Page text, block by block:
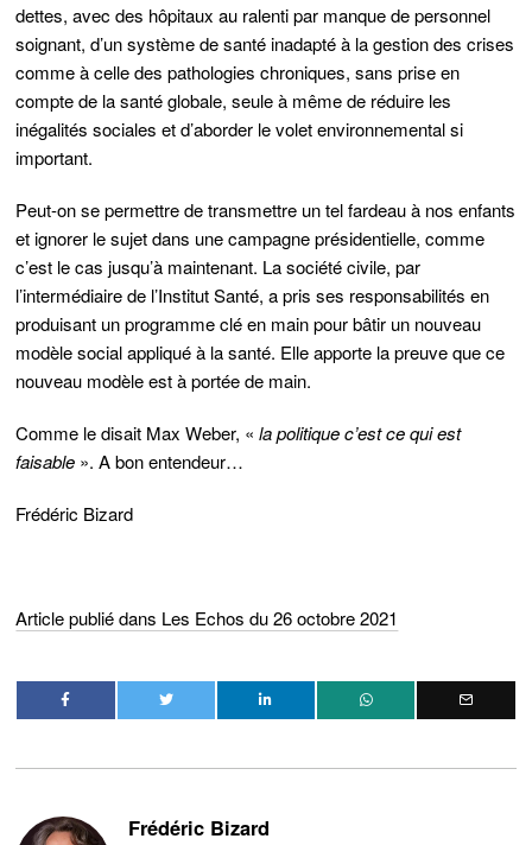
dettes, avec des hôpitaux au ralenti par manque de personnel
soignant, d’un système de santé inadapté à la gestion des crises
comme à celle des pathologies chroniques, sans prise en
compte de la santé globale, seule à même de réduire les
inégalités sociales et d’aborder le volet environnemental si
important.
Peut-on se permettre de transmettre un tel fardeau à nos enfants
et ignorer le sujet dans une campagne présidentielle, comme
c’est le cas jusqu’à maintenant. La société civile, par
l’intermédiaire de l’Institut Santé, a pris ses responsabilités en
produisant un programme clé en main pour bâtir un nouveau
modèle social appliqué à la santé. Elle apporte la preuve que ce
nouveau modèle est à portée de main.
Comme le disait Max Weber, «la politique c’est ce qui est
faisable ». A bon entendeur…
Frédéric Bizard
Article publié dans Les Echos du 26 octobre 2021
Frédéric Bizard